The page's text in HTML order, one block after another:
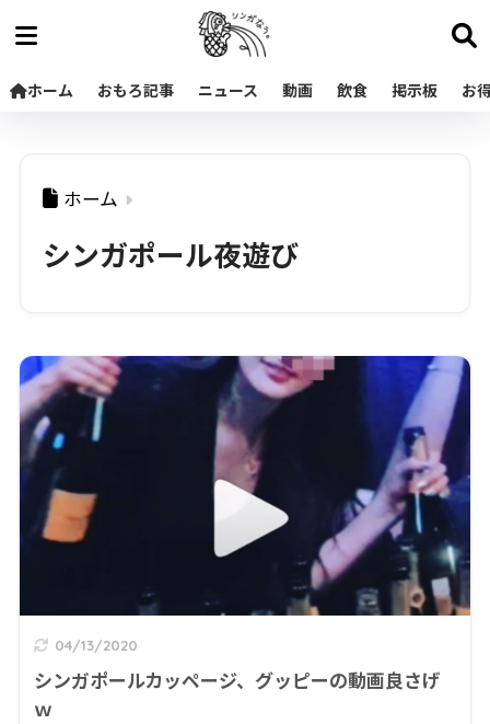
ホーム おもろ記事 ニュース 動画 飲食 掲示板 お
ホーム
シンガポール夜遊び
04/13/2020
シンガポールカッページ、グッピーの動画良さげ
ｗ